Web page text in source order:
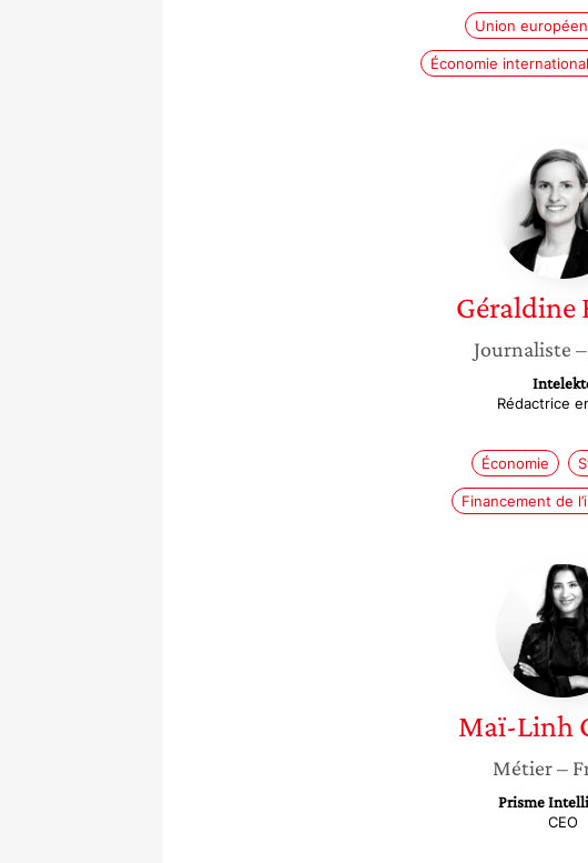
Union
Économie
Géraldine
Journaliste
Rédactrice
Économie
Financement de
Maï-Linh
Métier–
Prisme
CEO